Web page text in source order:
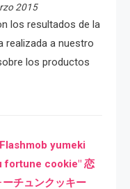
2015
los resultados de la
realizada a nuestro
los productos
yumeki
fortune cookie" 恋
チュンクッキー